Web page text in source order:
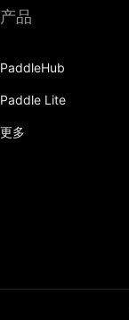
产品
PaddleHub
Paddle Lite
更多